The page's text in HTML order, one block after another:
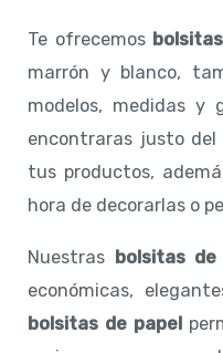
Te ofrecemos
marrón y blanco,
modelos, medidas y
encontraras justo
tus productos,
hora de decorarlas o
Nuestras bolsitas de
económicas,
bolsitas de papel